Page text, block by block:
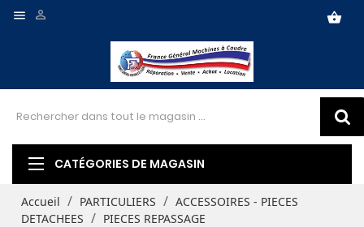
 shopping_basket

CATÉGORIES DE MAGASIN
Accueil PARTICULIERS
ACCESSOIRES - PIECES
DETACHEES
PIECES REPASSAGE